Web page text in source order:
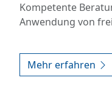
Kompetente
Anwendung von
Mehr erfahren